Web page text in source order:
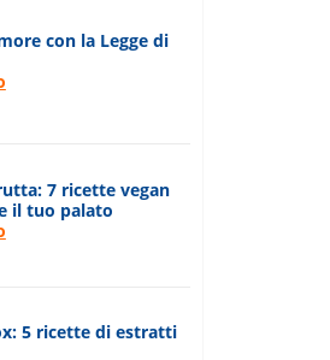
con la Legge di
7 ricette vegan
il tuo palato
5 ricette di estratti